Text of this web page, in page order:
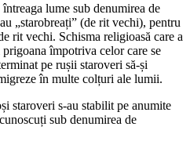
lume sub denumirea de
„starobreați” (de rit vechi), pentru
rit vechi. Schisma religioasă care a
împotriva celor care se
pe rușii staroveri să-și
în multe colțuri ale lumii.
staroveri s-au stabilit pe anumite
sub denumirea de